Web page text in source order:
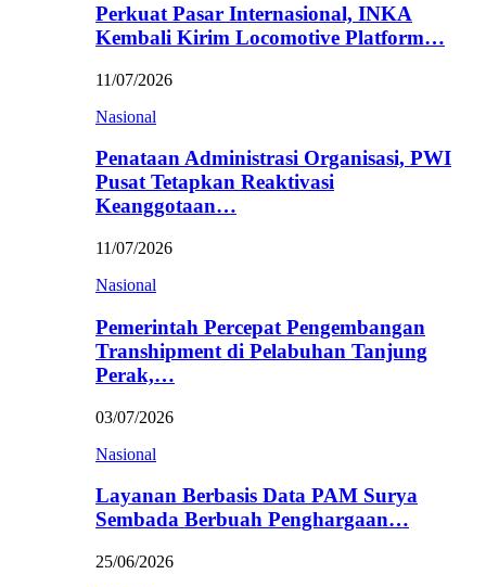
Perkuat Pasar Internasional, INKA
Kembali Kirim Locomotive Platform…
11/07/2026
Nasional
Penataan Administrasi Organisasi, PWI
Pusat Tetapkan Reaktivasi
Keanggotaan…
11/07/2026
Nasional
Pemerintah Percepat Pengembangan
Transhipment di Pelabuhan Tanjung
Perak,…
03/07/2026
Nasional
Layanan Berbasis Data PAM Surya
Sembada Berbuah Penghargaan…
25/06/2026